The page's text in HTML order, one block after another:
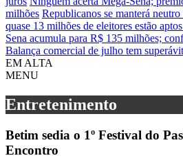
milhões Republicanos se manterá
quase 13 milhões de eleitores estão
Sena acumula para R$ 135 milhões;
Balança comercial de julho tem
EM ALTA
MENU
Entretenimento
Betim sedia o 1º Festival do
Encontro